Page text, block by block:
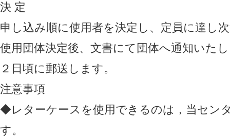
決 定
申し込み順に使用者を決定し、定員に達し
使用団体決定後、文書にて団体へ通知いた
２日頃に郵送します。
注意事項
◆レターケースを使用できるのは，当セン
す。